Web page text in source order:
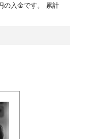
の入金です。 累計